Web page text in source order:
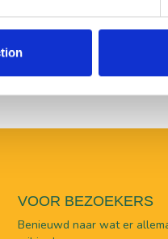
VOOR BEZOEKERS
Benieuwd naar wat er